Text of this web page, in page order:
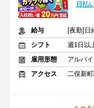
日払
給与
[夜勤]日
シフト
雇用形態
アルバ
アクセス
二俣新